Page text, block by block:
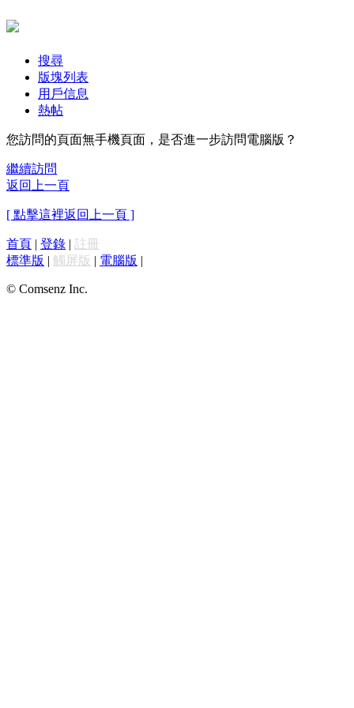
搜尋
版塊列表
用戶信息
熱帖
您訪問的頁面無手機頁面，是否進一步訪問電腦版？
繼續訪問
返回上一頁
[ 點擊這裡返回上一頁 ]
首頁 | 登錄 | 註冊
標準版 | 觸屏版 | 電腦版 |
© Comsenz Inc.